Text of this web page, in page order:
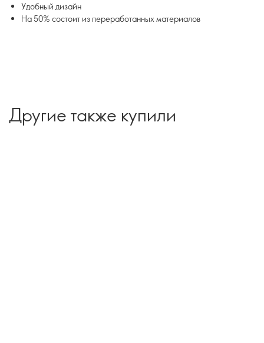
Удобный дизайн
На 50% состоит из переработанных материалов
Другие также купили